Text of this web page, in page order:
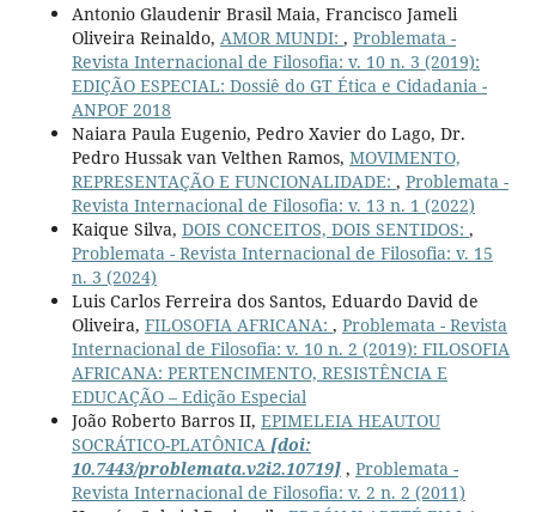
Antonio Glaudenir Brasil Maia, Francisco Jameli
Oliveira Reinaldo, AMOR MUNDI: , Problemata -
Revista Internacional de Filosofia: v. 10 n. 3 (2019):
EDIÇÃO ESPECIAL: Dossiê do GT Ética e Cidadania -
ANPOF 2018
Naiara Paula Eugenio, Pedro Xavier do Lago, Dr.
Pedro Hussak van Velthen Ramos, MOVIMENTO,
REPRESENTAÇÃO E FUNCIONALIDADE: , Problemata -
Revista Internacional de Filosofia: v. 13 n. 1 (2022)
Kaique Silva, DOIS CONCEITOS, DOIS SENTIDOS: ,
Problemata - Revista Internacional de Filosofia: v. 15
n. 3 (2024)
Luis Carlos Ferreira dos Santos, Eduardo David de
Oliveira, FILOSOFIA AFRICANA: , Problemata - Revista
Internacional de Filosofia: v. 10 n. 2 (2019): FILOSOFIA
AFRICANA: PERTENCIMENTO, RESISTÊNCIA E
EDUCAÇÃO – Edição Especial
João Roberto Barros II, EPIMELEIA HEAUTOU
SOCRÁTICO-PLATÔNICA [doi:
10.7443/problemata.v2i2.10719], Problemata -
Revista Internacional de Filosofia: v. 2 n. 2 (2011)